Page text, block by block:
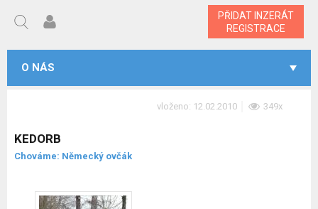
PŘIDAT INZERÁT
REGISTRACE
O NÁS
vloženo: 12.02.2010 349x
KEDORB
Chováme: Německý ovčák